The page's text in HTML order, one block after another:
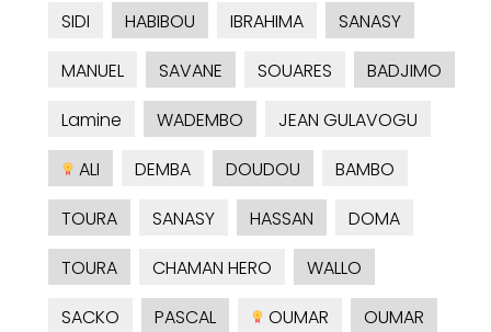
SIDI
HABIBOU IBRAHIMA
SANASY
MANUEL
SAVANE SOUARES
BADJIMO
Lamine
WADEMBO
JEAN GULAVOGU
ALI
DEMBA DOUDOU
BAMBO
TOURA
SANASY HASSAN
DOMA
TOURA
CHAMAN HERO
WALLO
SACKO
PASCAL OUMAR OUMAR